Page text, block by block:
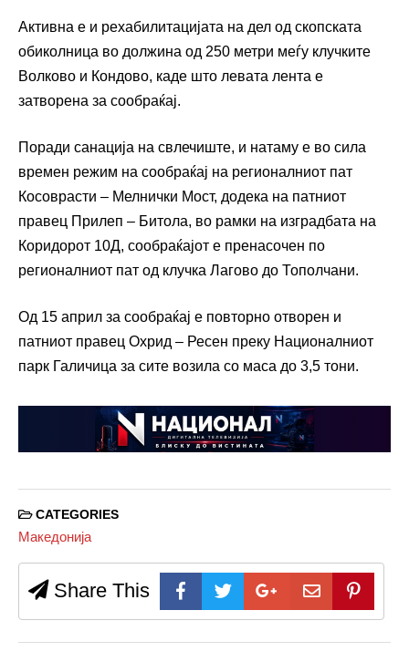
Активна е и рехабилитацијата на дел од скопската
обиколница во должина од 250 метри меѓу клучките
Волково и Кондово, каде што левата лента е
затворена за сообраќај.
Поради санација на свлечиште, и натаму е во сила
времен режим на сообраќај на регионалниот пат
Косоврасти – Мелнички Мост, додека на патниот
правец Прилеп – Битола, во рамки на изградбата на
Коридорот 10Д, сообраќајот е пренасочен по
регионалниот пат од клучка Лагово до Тополчани.
Од 15 април за сообраќај е повторно отворен и
патниот правец Охрид – Ресен преку Националниот
парк Галичица за сите возила со маса до 3,5 тони.
CATEGORIES
Македонија
Share This